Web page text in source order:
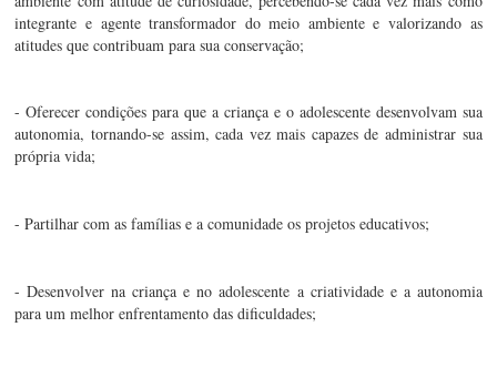
integrante e agente transformador do meio ambiente e valorizando as
atitudes que contribuam para sua conservação;
- Oferecer condições para que a criança e o adolescente desenvolvam sua
autonomia, tornando-se assim, cada vez mais capazes de administrar sua
própria vida;
- Partilhar com as famílias e a comunidade os projetos educativos;
- Desenvolver na criança e no adolescente a criatividade e a autonomia
para um melhor enfrentamento das dificuldades;